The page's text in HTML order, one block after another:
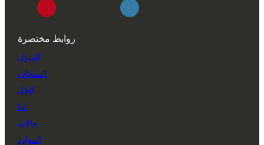
روابط مختصرة
المنزل
المنتجات
الحل
عنا
حالات
الموارد